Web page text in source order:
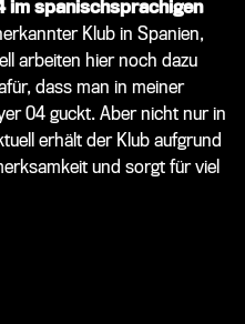
im spanischsprachigen
Klub in Spanien,
arbeiten hier noch dazu
dass man in meiner
04 guckt. Aber nicht nur in
erhält der Klub aufgrund
und sorgt für viel